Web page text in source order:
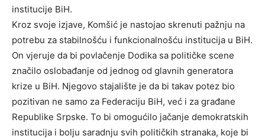
institucije BiH.
Kroz svoje izjave, Komšić je nastojao skrenuti pažnju na
potrebu za stabilnošću i funkcionalnošću institucija u BiH.
On vjeruje da bi povlačenje Dodika sa političke scene
značilo oslobađanje od jednog od glavnih generatora
krize u BiH. Njegovo stajalište je da bi takav potez bio
pozitivan ne samo za Federaciju BiH, već i za građane
Republike Srpske. To bi omogućilo jačanje demokratskih
institucija i bolju saradnju svih političkih stranaka, koje bi